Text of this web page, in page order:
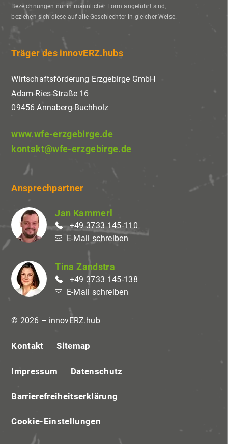
Bezeichnungen nur in männlicher Form angeführt sind,
beziehen sich diese auf alle Geschlechter in gleicher Weise.
Träger des innovERZ.hubs
Wirtschaftsförderung Erzgebirge GmbH
Adam-Ries-Straße 16
09456 Annaberg-Buchholz
www.wfe-erzgebirge.de
kontakt@wfe-erzgebirge.de
Ansprechpartner
Jan Kammerl
+49 3733 145-110
E-Mail schreiben
Tina Zandstra
+49 3733 145-138
E-Mail schreiben
© 2026 – innovERZ.hub
Kontakt Sitemap
Impressum Datenschutz
Barrierefreiheitserklärung
Cookie-Einstellungen